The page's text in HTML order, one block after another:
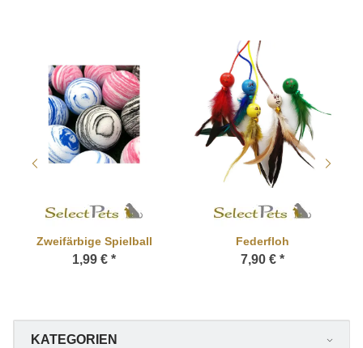
Zweifärbige Spielball
1,99 € *
Federfloh
7,90 € *
KATEGORIEN